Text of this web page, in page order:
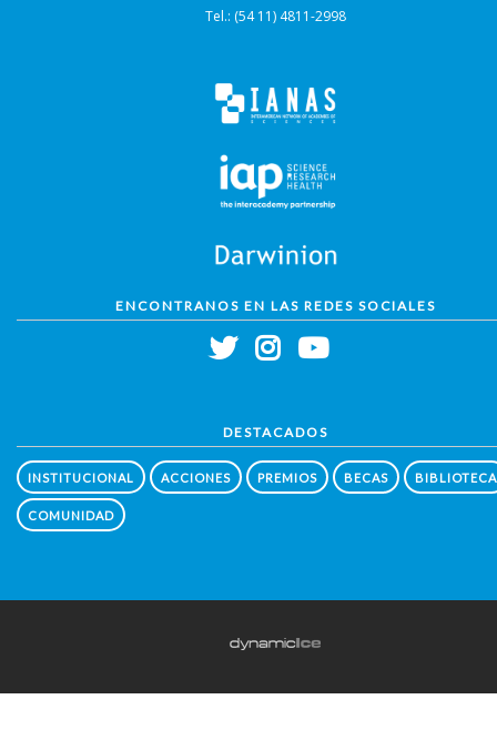
Tel.: (54 11) 4811-2998
ENCONTRANOS EN LAS REDES SOCIALES
DESTACADOS
INSTITUCIONAL ACCIONES PREMIOS BECAS BIBLIOTECA
COMUNIDAD